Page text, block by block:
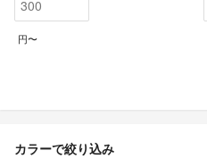
円〜
カラーで絞り込み